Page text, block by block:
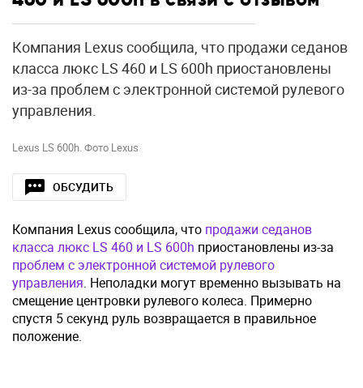
Компания Lexus сообщила, что продажи седанов
класса люкс LS 460 и LS 600h приостановлены
из-за проблем с электронной системой рулевого
управления.
Lexus LS 600h. Фото Lexus
ОБСУДИТЬ
Компания Lexus сообщила, что продажи седанов
класса люкс LS 460 и LS 600h приостановлены из-за
проблем с электронной системой рулевого
управления. Неполадки могут временно вызывать на
смещение центровки рулевого колеса. Примерно
спустя 5 секунд руль возвращается в правильное
положение.